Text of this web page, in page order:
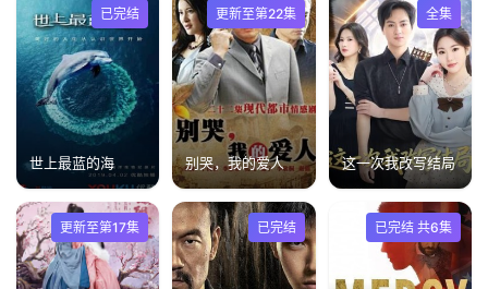
已完结
世上最蓝的海
更新至第22集
别哭，我的爱人
全集
这一次我改写结局
更新至第17集 已完结 已完结 共6集